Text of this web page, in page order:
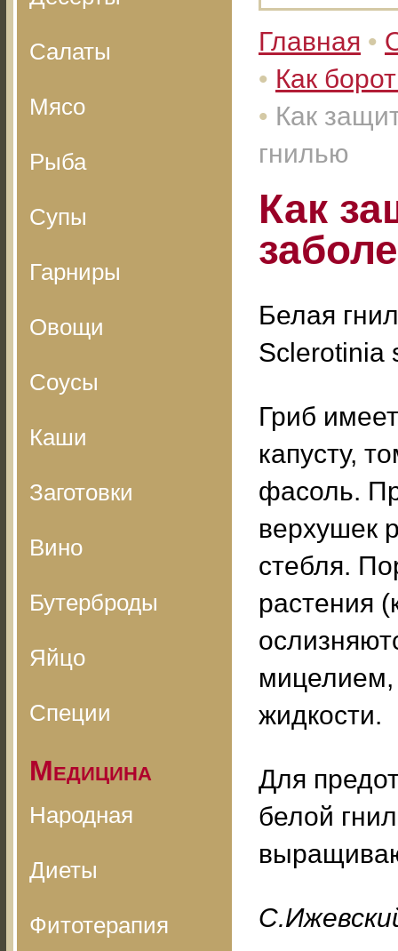
Салаты
Мясо
Рыба
Супы
Гарниры
Овощи
Соусы
Каши
Заготовки
Вино
Бутерброды
Яйцо
Специи
Медицина
Народная
Диеты
Фитотерапия
Главная •
• Как
• Как
гнилью
Как
Белая
Sclerotinia
Гриб
капусту,
фасоль.
верхушек
стебля.
растения
жидкости.
Для
белой